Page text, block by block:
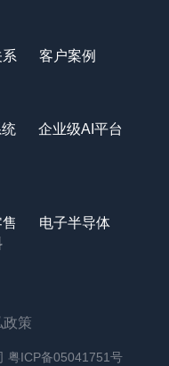
客户案例
企业级AI平台
电子半导体
政策
粤ICP备05041751号